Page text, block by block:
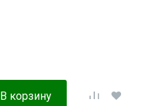
В корзину